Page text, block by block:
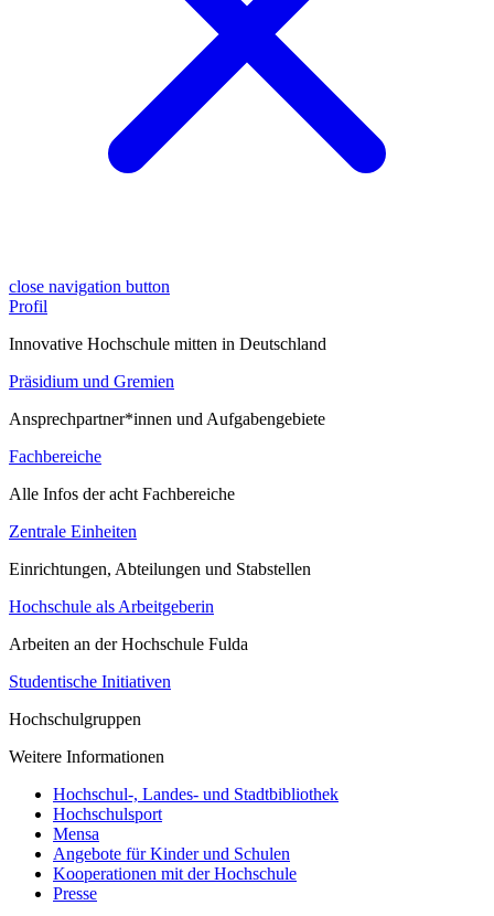
close navigation button
Profil
Innovative Hochschule mitten in Deutschland
Präsidium und Gremien
Ansprechpartner*innen und Aufgabengebiete
Fachbereiche
Alle Infos der acht Fachbereiche
Zentrale Einheiten
Einrichtungen, Abteilungen und Stabstellen
Hochschule als Arbeitgeberin
Arbeiten an der Hochschule Fulda
Studentische Initiativen
Hochschulgruppen
Weitere Informationen
Hochschul-, Landes- und Stadtbibliothek
Hochschulsport
Mensa
Angebote für Kinder und Schulen
Kooperationen mit der Hochschule
Presse